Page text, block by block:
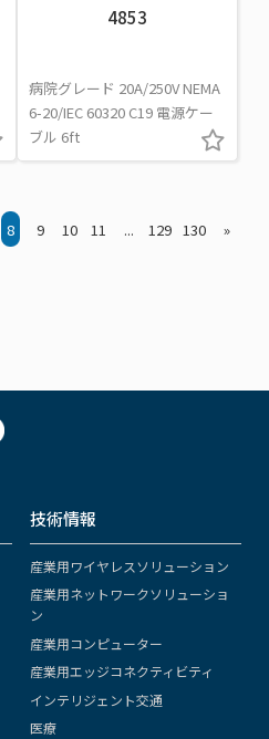
4853
病院グレード 20A/250V NEMA
6-20/IEC 60320 C19 電源ケー
ブル 6ft
8 9 10 11 ... 129 130 »
技術情報
産業用ワイヤレスソリューション
産業用ネットワークソリューショ
ン
産業用コンピューター
産業用エッジコネクティビティ
インテリジェント交通
医療